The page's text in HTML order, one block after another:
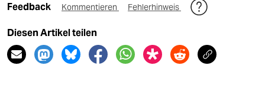
Feedback Kommentieren Fehlerhinweis
Diesen Artikel teilen